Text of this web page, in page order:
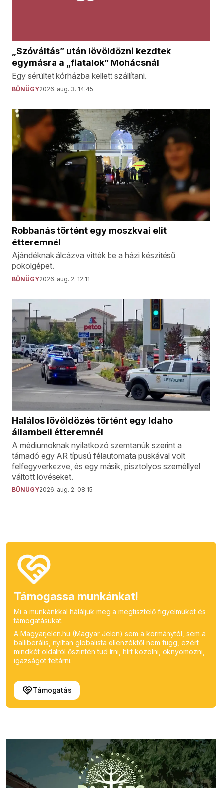
„Szóváltás” után lövöldözni kezdtek
egymásra a „fiatalok” Mohácsnál
Egy sérültet kórházba kellett szállítani.
BŰNÜGY2026. aug. 3. 14:45
Robbanás történt egy moszkvai elit
étteremnél
Ajándéknak álcázva vitték be a házi készítésű
pokolgépet.
BŰNÜGY2026. aug. 2. 12:11
Halálos lövöldözés történt egy Idaho
állambeli étteremnél
A médiumoknak nyilatkozó szemtanúk szerint a
támadó egy AR típusú félautomata puskával volt
felfegyverkezve, és egy másik, pisztolyos személlyel
váltott lövéseket.
BŰNÜGY2026. aug. 2. 08:15
Támogassa munkánkat!
Mi a munkánkkal háláljuk meg a megtisztelő figyelmüket és
támogatásukat.
A Magyarjelen.hu (Magyar Jelen) sem a kormánytól, sem a
balliberális, nyíltan globalista ellenzéktől nem függ, ezért
mindkét oldalról őszintén tud írni, hírt közölni, oknyomozni,
igazságot feltárni.
Támogatás